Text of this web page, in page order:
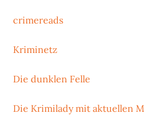
crimereads
Kriminetz
Die dunklen Felle
Die Krimilady mit aktuellen